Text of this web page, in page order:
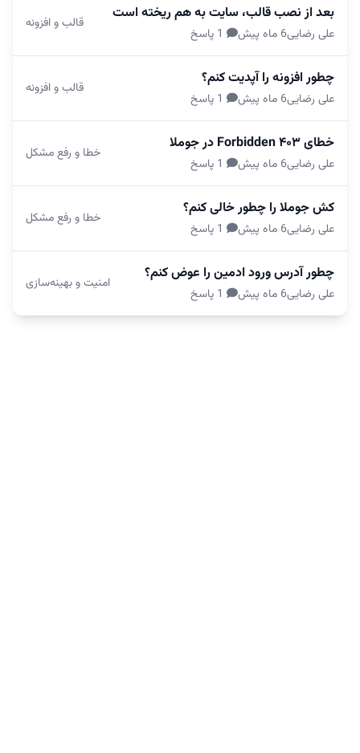
بعد از نصب قالب، سایت به هم ریخته است
علی رضایی6 ماه پیش 1 پاسخ
قالب و افزونه
چطور افزونه را آپدیت کنم؟
علی رضایی6 ماه پیش 1 پاسخ
قالب و افزونه
خطای ۴۰۳ Forbidden در جوملا
علی رضایی6 ماه پیش 1 پاسخ
خطا و رفع مشکل
کش جوملا را چطور خالی کنم؟
علی رضایی6 ماه پیش 1 پاسخ
خطا و رفع مشکل
چطور آدرس ورود ادمین را عوض کنم؟
علی رضایی6 ماه پیش 1 پاسخ
امنیت و بهینه‌سازی